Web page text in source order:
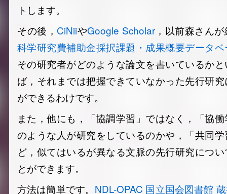
トします。
その後， CiNiiやGoogle Scholar，以前森さん
科学研究費補助金採択課題・成果概要データ
その研究者がどのような論文を書いているか
ば，それまでは把握できていなかった先行研
ができるわけです。
また，他にも，「協調学習」ではなく，「協
のような人が研究をしているのかや，「共同
ど，似てはいるが異なる文脈の先行研究につ
とができます。
方法は簡単です。 NDL-OPAC 国立国会図書館